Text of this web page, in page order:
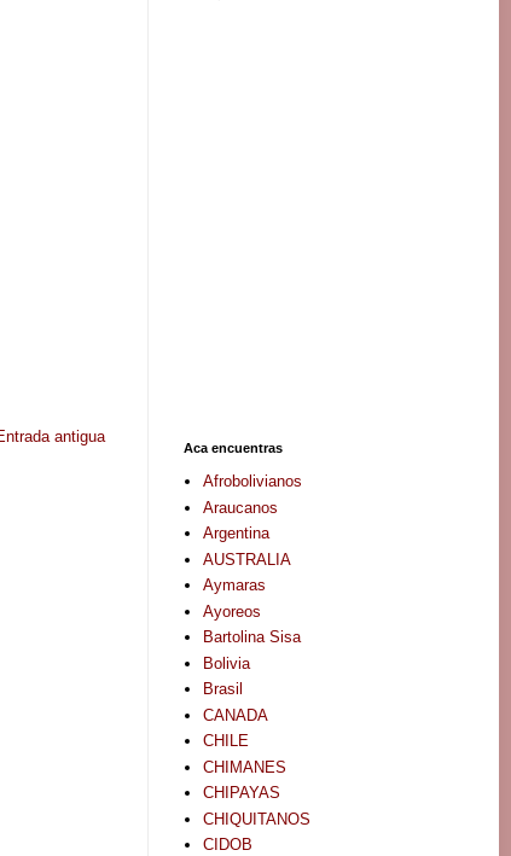
antigua
Aca encuentras
Afrobolivianos
Araucanos
Argentina
AUSTRALIA
Aymaras
Ayoreos
Bartolina Sisa
Bolivia
Brasil
CANADA
CHILE
CHIMANES
CHIPAYAS
CHIQUITANOS
CIDOB